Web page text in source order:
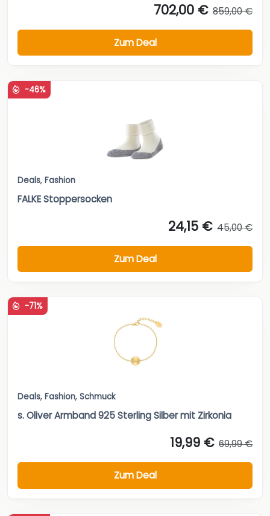
702,00 € 859,00 €
Zum Deal
-46%
Deals, Fashion
FALKE Stoppersocken
24,15 € 45,00 €
Zum Deal
-71%
Deals, Fashion, Schmuck
s. Oliver Armband 925 Sterling Silber mit Zirkonia
19,99 € 69,99 €
Zum Deal